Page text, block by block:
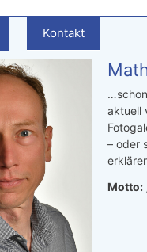
Kontakt
aktuell
– oder
Motto: